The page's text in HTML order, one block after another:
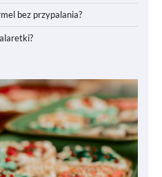
bez przypalania?